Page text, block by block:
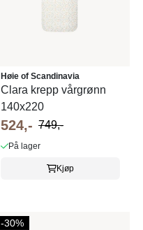
Høie of Scandinavia
Clara krepp vårgrønn
140x220
524,- 749,-
På lager
Kjøp
-30%